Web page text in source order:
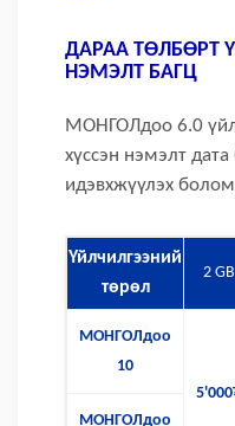
ДАРАА ТӨЛБӨРТ
НЭМЭЛТ БАГЦ
МОНГОЛдоо 6.0
хүссэн нэмэлт
идэвхжүүлэх
Үйлчилгээний
төрөл
2 GB
МОНГОЛдоо
10
МОНГОЛдоо